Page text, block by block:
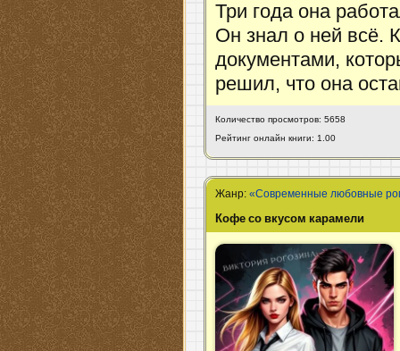
Три года она
Он знал о ней всё.
документами,
решил, что она
Количество просмотров: 5658
Рейтинг онлайн книги: 1.00
Жанр:«Современные любовные
Кофе со вкусом карамели